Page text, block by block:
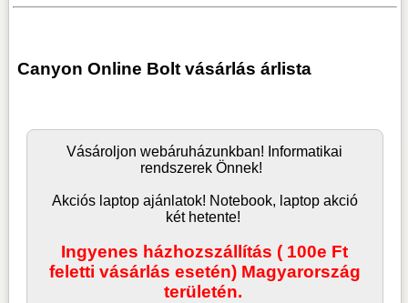
Canyon Online Bolt vásárlás árlista
Vásároljonwebáruházunkban! Informatikai
rendszerek Önnek!
Akciós laptop ajánlatok! Notebook, laptop akció
két hetente!
Ingyenes házhozszállítás ( 100e Ft
feletti vásárlás esetén) Magyarország
területén.